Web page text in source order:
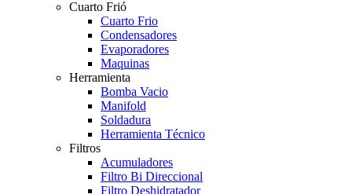
Cuarto Frió
Cuarto Frio
Condensadores
Evaporadores
Maquinas
Herramienta
Bomba Vacio
Manifold
Soldadura
Herramienta Técnico
Filtros
Acumuladores
Filtro Bi Direccional
Filtro Deshidratador